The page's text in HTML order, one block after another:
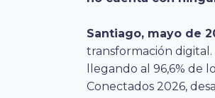
Santiago, mayo de
transformación
llegando al 96,6% de
Conectados 2026,